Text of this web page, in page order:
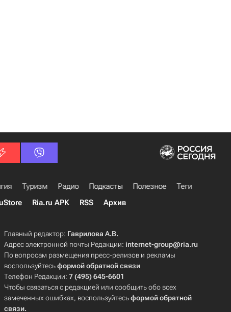
Туризм Радио Подкасты Полезное
Теги
Ria.ru APK RSS Архив
Главный редактор: Гаврилова А.В.
Адрес электронной почты Редакции:internet-group@ria.ru
По вопросам размещения пресс-релизов и рекламы
воспользуйтесьформой обратной связи
Телефон Редакции:7 (495) 645-6601
Чтобы связаться с редакцией или сообщить обо всех
замеченных ошибках, воспользуйтесьформой обратной
связи.